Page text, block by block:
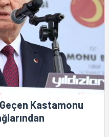
Geçen Kastamonu